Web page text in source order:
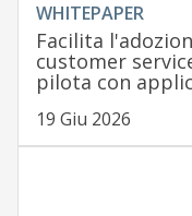
WHITEPAPER
Facilita
customer
pilota con
19 Giu 2026